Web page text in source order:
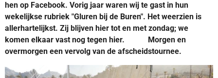
hen op Facebook. Vorig jaar waren wij te gast in hun
wekelijkse rubriek "Gluren bij de Buren". Het weerzien is
allerhartelijkst. Zij blijven hier tot en met zondag; we
komen elkaar vast nog tegen hier. Morgen en
overmorgen een vervolg van de afscheidstournee.